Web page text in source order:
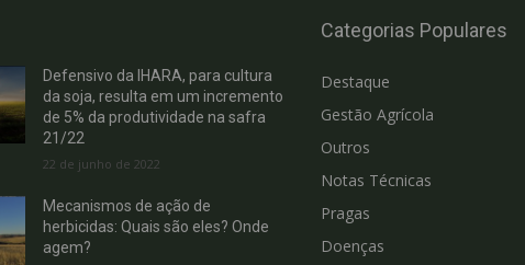
Defensivo da IHARA, para cultura
da soja, resulta em um incremento
de 5% da produtividade na safra
21/22
22 de junho de 2022
Mecanismos de ação de
herbicidas: Quais são eles? Onde
agem?
Categorias Populares
Destaque
Gestão Agrícola
Outros
Notas Técnicas
Pragas
Doenças